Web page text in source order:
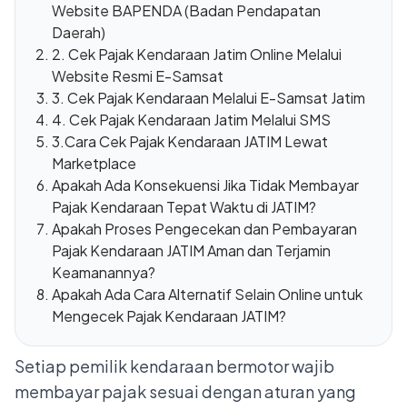
Website BAPENDA (Badan Pendapatan
Daerah)
2. Cek Pajak Kendaraan Jatim Online Melalui
Website Resmi E-Samsat
3. Cek Pajak Kendaraan Melalui E-Samsat Jatim
4. Cek Pajak Kendaraan Jatim Melalui SMS
3.Cara Cek Pajak Kendaraan JATIM Lewat
Marketplace
Apakah Ada Konsekuensi Jika Tidak Membayar
Pajak Kendaraan Tepat Waktu di JATIM?
Apakah Proses Pengecekan dan Pembayaran
Pajak Kendaraan JATIM Aman dan Terjamin
Keamanannya?
Apakah Ada Cara Alternatif Selain Online untuk
Mengecek Pajak Kendaraan JATIM?
Setiap pemilik kendaraan bermotor wajib
membayar pajak sesuai dengan aturan yang